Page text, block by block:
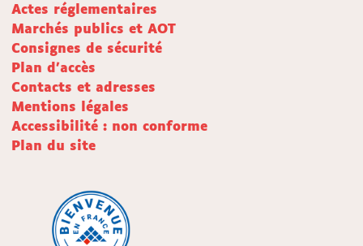
Actes réglementaires
Marchés publics et AOT
Consignes de sécurité
Plan d'accès
Contacts et adresses
Mentions légales
Accessibilité : non conforme
Plan du site